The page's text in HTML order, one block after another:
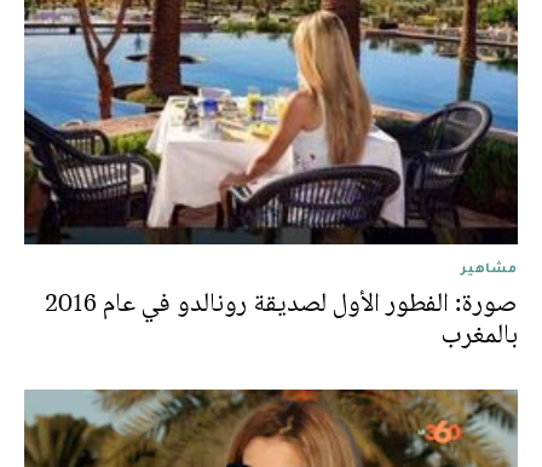
مشاهير
صورة: الفطور الأول لصديقة رونالدو في عام 2016
بالمغرب